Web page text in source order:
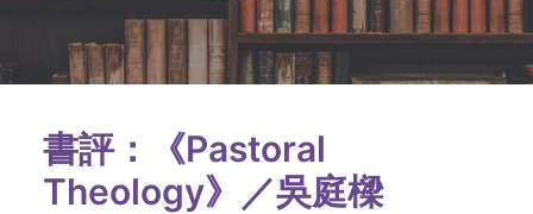
書評：《Pastoral
Theology》／吳庭樑